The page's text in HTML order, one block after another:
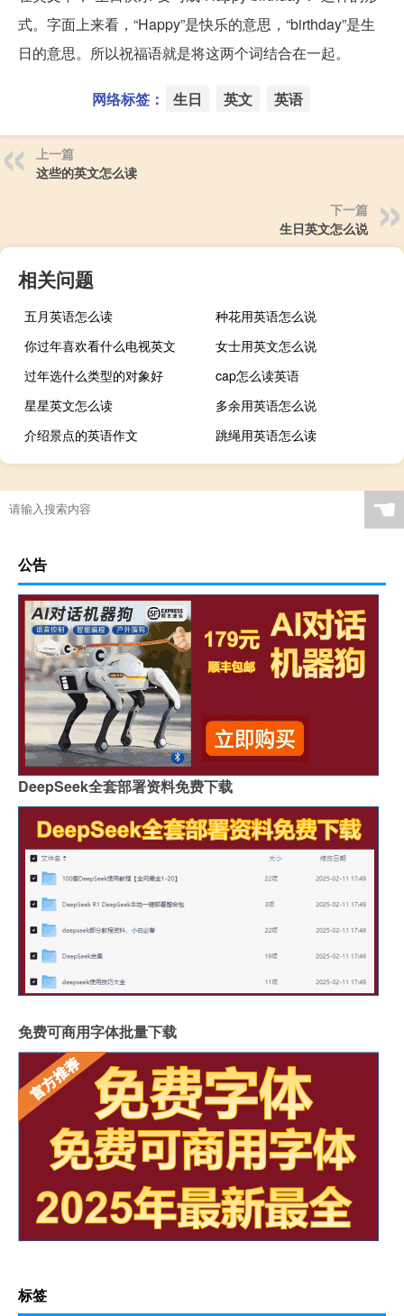
式。字面上来看，“Happy”是快乐的意思，“birthday”是生
日的意思。所以祝福语就是将这两个词结合在一起。
网络标签： 生日 英文 英语
上一篇
这些的英文怎么读
下一篇
生日英文怎么说
相关问题
五月英语怎么读
种花用英语怎么说
你过年喜欢看什么电视英文
女士用英文怎么说
过年选什么类型的对象好
cap怎么读英语
星星英文怎么读
多余用英语怎么说
介绍景点的英语作文
跳绳用英语怎么读
☚
公告
DeepSeek全套部署资料免费下载
免费可商用字体批量下载
标签